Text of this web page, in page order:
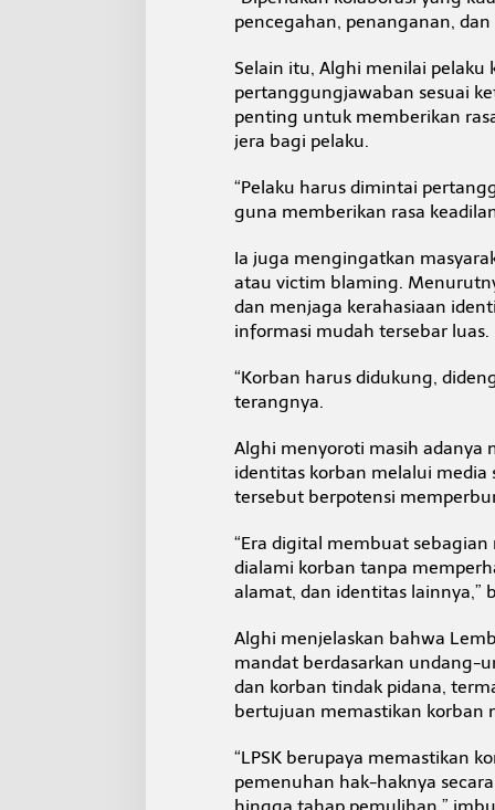
pencegahan, penanganan,
Selain itu, Alghi menilai pelaku
pertanggungjawaban sesuai
penting untuk memberikan
jera bagi pelaku.
“Pelaku harus dimintai
guna memberikan rasa
Ia juga mengingatkan
atau victim blaming.
dan menjaga kerahasiaan
informasi mudah tersebar luas.
“Korban harus didukung,
terangnya.
Alghi menyoroti masih adanya
identitas korban melalui media
tersebut berpotensi
“Era digital membuat
dialami korban tanpa
alamat, dan identitas lainnya,”
Alghi menjelaskan bahwa
mandat berdasarkan undang-
dan korban tindak pidana,
bertujuan memastikan korban
“LPSK berupaya memastikan
pemenuhan hak-haknya